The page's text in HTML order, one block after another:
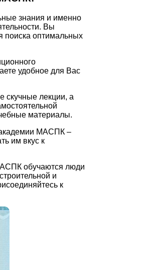
знания и именно
Вы
поиска оптимальных
удобное для Вас
скучные лекции, а
материалы.
МАСПК –
им вкус к
обучаются люди
и
к